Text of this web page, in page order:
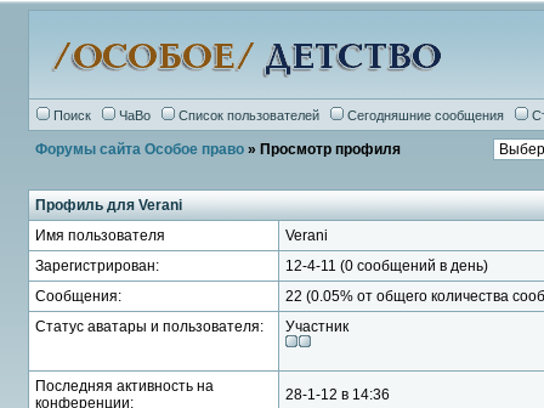
Поиск ЧаВо Список пользователей Сегодняшние сообщения
Форумы сайта Особое право» Просмотр профиля
Профиль для Verani
Имя пользователя
Verani
Зарегистрирован:
12-4-11 (0 сообщений в день)
Сообщения:
22 (0.05% от общего количества
Статус аватары и пользователя:
Участник
Последняя активность на
конференции:
28-1-12 в 14:36